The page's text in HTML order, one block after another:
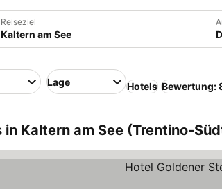
Reiseziel
Lage Hotels Bewertung:
in Kaltern am See (Trentino-